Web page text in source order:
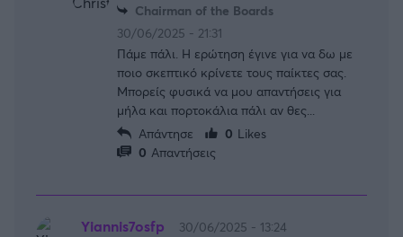
Chairman of the Boards
30/06/2025 - 21:31
Πάμε πάλι. Η ερώτηση έγινε για να δω με
ποιο σκεπτικό κρίνετε τους παίκτες σας.
Μπορείς φυσικά να μου απαντήσεις για
μήλα και πορτοκάλια πάλι αν θες...
Απάντησε
0 Likes
0 Απαντήσεις
Yiannis7osfp
30/06/2025 - 13:24